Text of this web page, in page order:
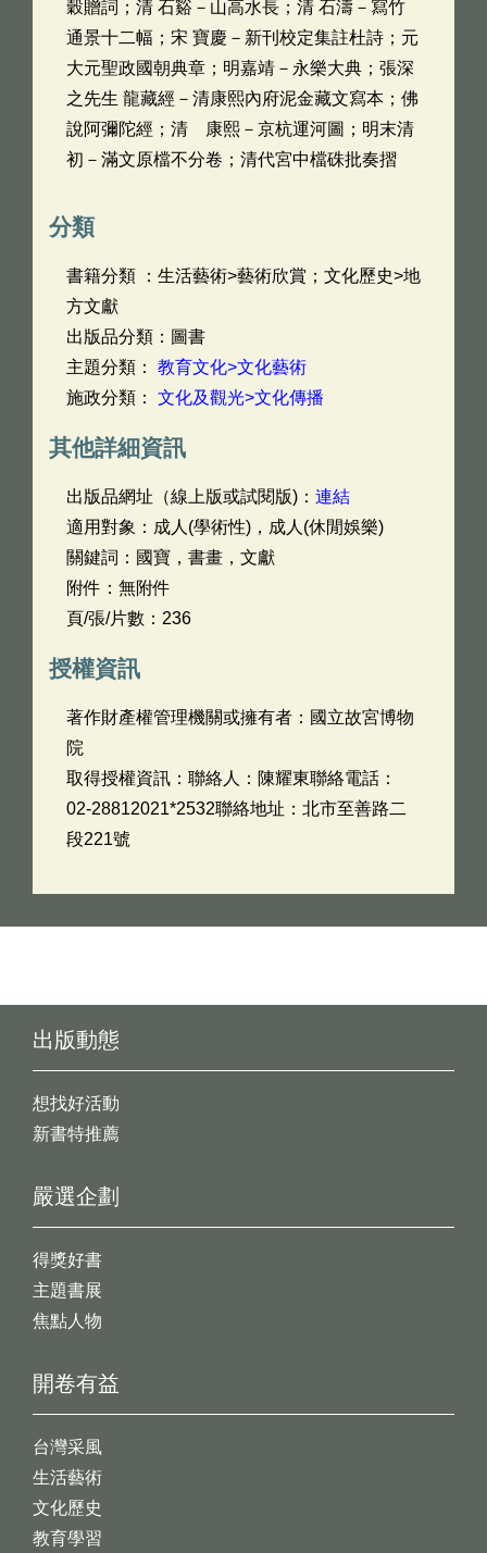
穀贈詞；清 石谿－山高水長；清 石濤－寫竹
通景十二幅；宋 寶慶－新刊校定集註杜詩；元
大元聖政國朝典章；明嘉靖－永樂大典；張深
之先生 龍藏經－清康熙內府泥金藏文寫本；佛
說阿彌陀經；清 康熙－京杭運河圖；明末清
初－滿文原檔不分卷；清代宮中檔硃批奏摺
分類
書籍分類 ：生活藝術>藝術欣賞；文化歷史>地
方文獻
出版品分類：圖書
主題分類： 教育文化>文化藝術
施政分類： 文化及觀光>文化傳播
其他詳細資訊
出版品網址（線上版或試閱版)： 連結
適用對象：成人(學術性)，成人(休閒娛樂)
關鍵詞：國寶，書畫，文獻
附件：無附件
頁/張/片數：236
授權資訊
著作財產權管理機關或擁有者：國立故宮博物
院
取得授權資訊：聯絡人：陳耀東聯絡電話：
02-28812021*2532聯絡地址：北市至善路二
段221號
出版動態
想找好活動
新書特推薦
開卷有益
台灣采風
生活藝術
文化歷史
教育學習
嚴選企劃
得獎好書
主題書展
焦點人物